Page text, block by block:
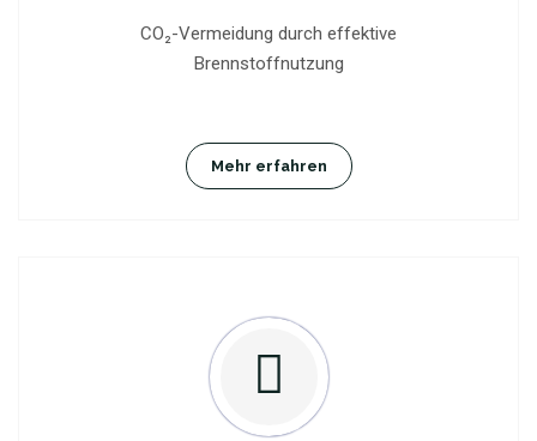
CO₂-Vermeidung durch effektive
Brennstoffnutzung
Mehr erfahren